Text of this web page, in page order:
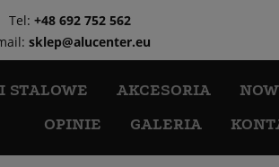
Tel: +48 692 752 562
sklep@alucenter.eu
STALOWE AKCESORIA
OPINIE
GALERIA